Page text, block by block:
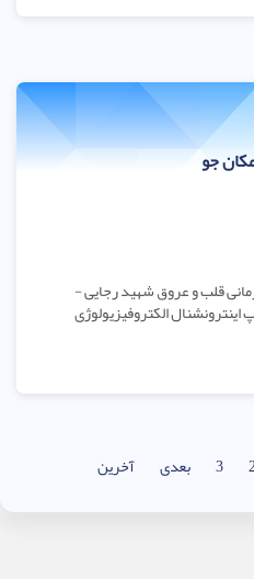
جو
قلب و عروق شهید رجایی -
الکتروفیزیولوژی
3 بعدی آخرین